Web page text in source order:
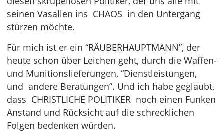
seinen Vasallen ins CHAOS in den Untergang
stürzen möchte.
Für mich ist er ein “RÄUBERHAUPTMANN”, der
heute schon über Leichen geht, durch die Waffen-
und Munitionslieferungen, “Dienstleistungen,
und andere Beratungen”. Und ich habe geglaubt,
dass CHRISTLICHE POLITIKER noch einen Funken
Anstand und Rücksicht auf die schrecklichen
Folgen bedenken würden.